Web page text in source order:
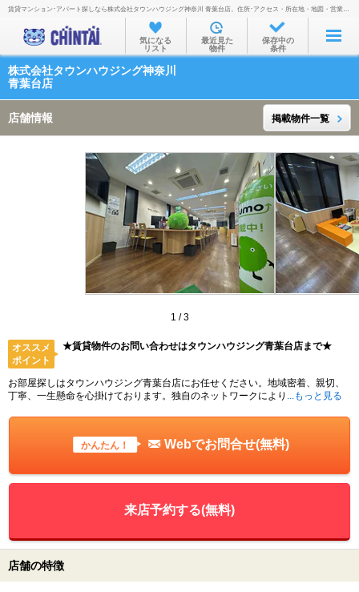
お部屋を探す
沿線・駅から
通勤通学時間から
物件特集から
不動産会社から
TOP
賃貸マンション･アパート探しなら株式会社タウンハウジング神奈川 青葉台店。住所･アクセス・所在地・地図・営業時間・定休日・電話番号などを掲載。
気になる
リスト
最近見た
物件
保存中の
条件
株式会社タウンハウジング神奈川
青葉台店
店舗情報 掲載物件一覧
1 /3
オススメ
ポイント
★賃貸物件のお問い合わせはタウンハウジング青葉台店まで★
お部屋探しはタウンハウジング青葉台店にお任せください。地域密着、親切、
丁寧、一生懸命を心掛けております。独自のネットワークにより
...もっと見る
かんたん！ Webでお問合せ(無料)
来店予約する(無料)
店舗の特徴